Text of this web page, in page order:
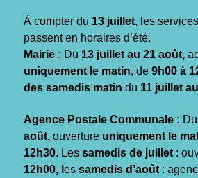
À compter du 13 juillet, les
passent en horaires d’été.
Mairie : Du 13 juillet au 21 août,
uniquement le matin, de 9h00 à
des samedis matin du 11 juillet
Agence Postale Communale : Du
août, ouverture uniquement le
12h30. Les samedis de juillet :
12h00, l es samedis d’août :